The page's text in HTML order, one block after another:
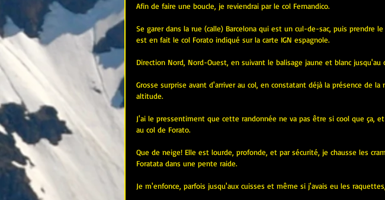
Afin de faire une boucle, je reviendrai par le col Fernandico.
Se garer dans la rue (calle) Barcelona qui est un cul-de-sac, puis prendre
est en fait le col Forato indiqué sur la carte IGN espagnole.
Direction Nord, Nord-Ouest, en suivant le balisage jaune et blanc jusqu'au
Grosse surprise avant d'arriver au col, en constatant déjà la présence de
altitude.
J'ai le pressentiment que cette randonnée ne va pas être si cool que ça,
au col de Forato.
Que de neige! Elle est lourde, profonde, et par sécurité, je chausse les
Foratata dans une pente raide.
Je m'enfonce, parfois jusqu'aux cuisses et même si j'avais eu les